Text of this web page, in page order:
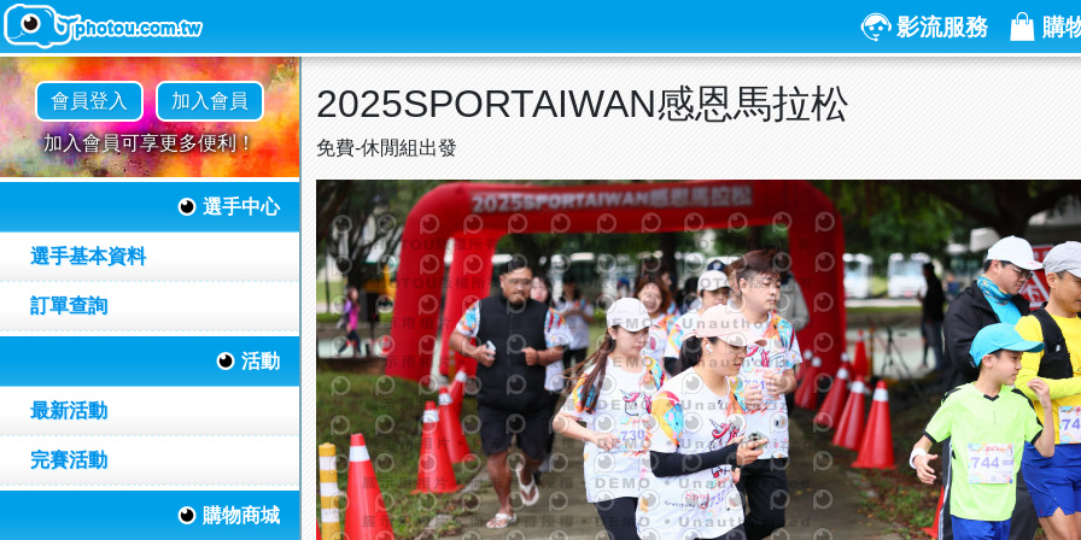
影流服務 購
會員登入 加入會員
加入會員可享更多便利！
選手中心
選手基本資料
訂單查詢
活動
最新活動
完賽活動
購物商城
2025SPORTAIWAN感恩馬拉松
免費-休閒組出發